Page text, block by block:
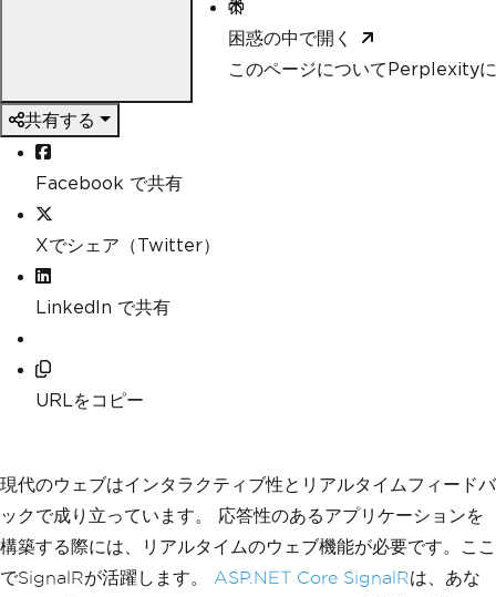
困惑の中で開く
このページについてPerplexity
共有する
Facebook で共有
Xでシェア（Twitter）
LinkedIn で共有
URLをコピー
現代のウェブはインタラクティブ性とリアルタイムフィードバ
ックで成り立っています。 応答性のあるアプリケーションを
構築する際には、リアルタイムのウェブ機能が必要です。ここ
でSignalRが活躍します。 ASP.NET Core SignalRは、あな